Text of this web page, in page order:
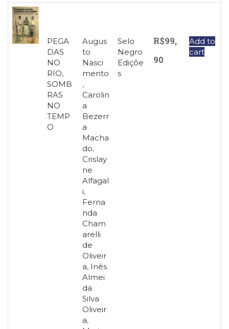
PEGA
DAS
NO
RIO,
SOMB
RAS
NO
TEMP
O
Augus
to
Nasci
mento
,
Carolin
a
Bezerr
a
Macha
do,
Crislay
ne
Alfagal
i,
Ferna
nda
Cham
arelli
de
Oliveir
a, Inês
Almei
da
Silva
Oliveir
a,
Selo
Negro
Ediçõe
s
R$99,
90
Add to
cart